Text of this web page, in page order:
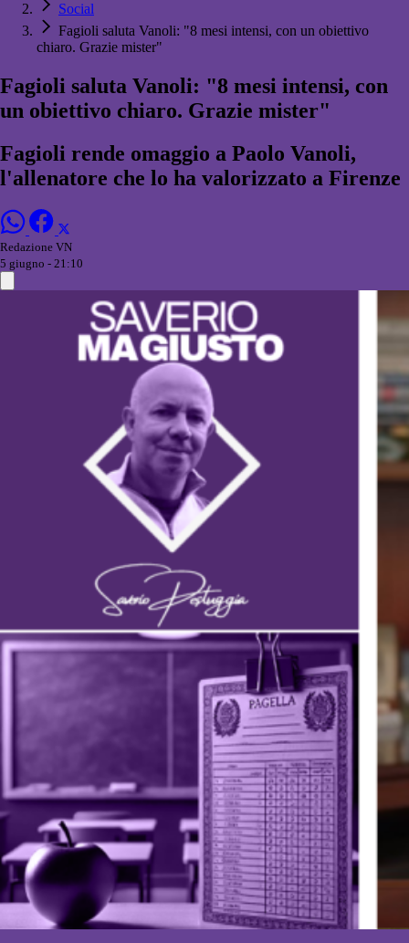
Social
Fagioli saluta Vanoli: "8 mesi intensi, con un obiettivo
chiaro. Grazie mister"
Fagioli saluta Vanoli: "8 mesi intensi, con
un obiettivo chiaro. Grazie mister"
Fagioli rende omaggio a Paolo Vanoli,
l'allenatore che lo ha valorizzato a Firenze
Redazione VN
5 giugno - 21:10